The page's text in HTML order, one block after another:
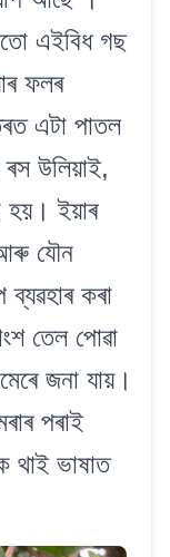
এইবিধ গছ
ফলৰ
এটা পাতল
উলিয়াই,
হয়। ইয়াৰ
যৌন
কৰা
তেল পোৱা
জনা যায়।
পৰাই
থাই ভাষাত